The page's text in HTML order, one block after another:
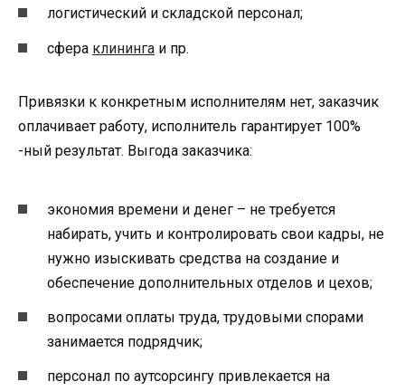
логистический и складской персонал;
сфера клининга и пр.
Привязки к конкретным исполнителям нет, заказчик
оплачивает работу, исполнитель гарантирует 100%
-ный результат. Выгода заказчика:
экономия времени и денег – не требуется
набирать, учить и контролировать свои кадры, не
нужно изыскивать средства на создание и
обеспечение дополнительных отделов и цехов;
вопросами оплаты труда, трудовыми спорами
занимается подрядчик;
персонал по аутсорсингу привлекается на